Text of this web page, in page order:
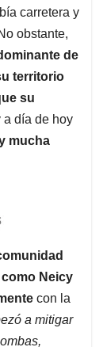
carretera y
obstante,
de
territorio
su
a día de hoy
mucha
Neicy
con la
a mitigar